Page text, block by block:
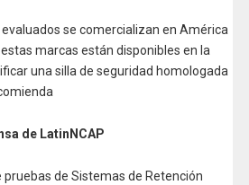
evaluados se comercializan en América
marcas están disponibles en la
una silla de seguridad homologada
de LatinNCAP
pruebas de Sistemas de Retención